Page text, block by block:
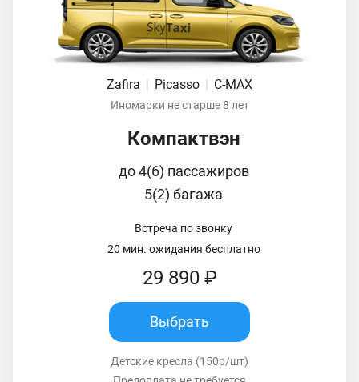
Zafira | Picasso | C-MAX
Иномарки не старше 8 лет
Компактвэн
до 4(6) пассажиров
5(2) багажа
Встреча по звонку
20 мин. ожидания бесплатно
29 890 ₽
Выбрать
Детские кресла (150р/шт)